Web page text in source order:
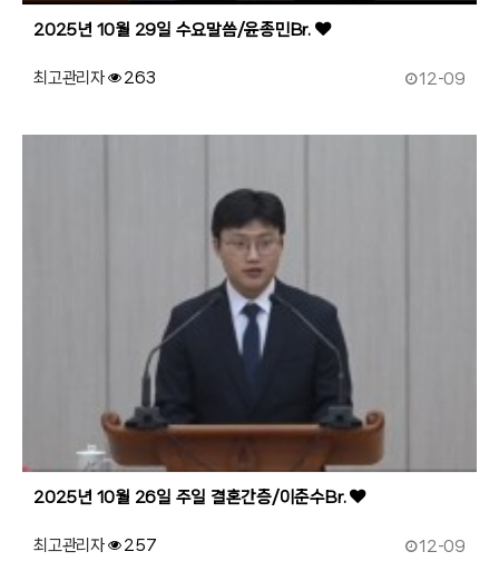
2025년 10월 29일 수요말씀/윤종민Br.
최고관리자 12-09
263
184
2025년 10월 26일 주일 결혼간증/이준수Br.
작성자
최고관리자 12-09
조회
257